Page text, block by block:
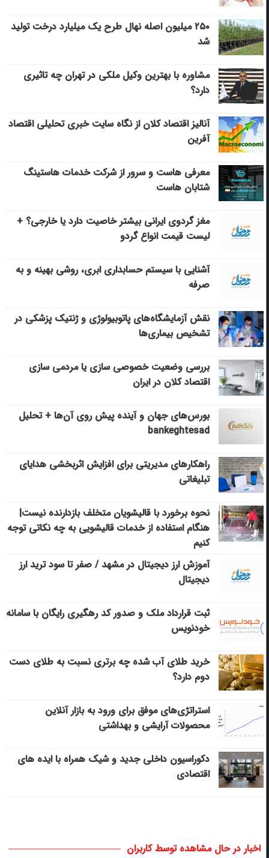
۲۵۰ میلیون اصله نهال طرح یک میلیارد درخت تولید
شد
مشاوره با بهترین وکیل ملکی در تهران چه تاثیری
دارد؟
آنالیز اقتصاد کلان از نگاه سایت خبری تحلیلی اقتصاد
آفرین
معرفی هاست و سرور از شرکت خدمات هاستینگ
شتابان هاست
مغز گردوی ایرانی بیشتر خاصیت دارد یا خارجی؟ +
لیست قیمت انواع گردو
آشنایی با سیستم حسابداری ابری، روشی بهینه و به
صرفه
نقش آزمایشگاه‌های پاتوبیولوژی و ژنتیک پزشکی در
تشخیص بیماری‌ها
بررسی وضعیت خصوصی سازی یا مردمی سازی
اقتصاد کلان در ایران
بورس‌های جهان و آینده پیش روی آن‌ها + تحلیل
bankeghtesad
راهکارهای مدیریتی برای افزایش اثربخشی هدایای
تبلیغاتی
نحوه برخورد با قالیشویان متخلف بازدارنده نیست|
هنگام استفاده از خدمات قالیشویی به چه نکاتی توجه
کنیم
آموزش ارز دیجیتال در مشهد / صفر تا سود ترید ارز
دیجیتال
ثبت قرارداد ملک و صدور کد رهگیری رایگان با سامانه
خودنویس
خرید طلای آب شده چه برتری نسبت به طلای دست
دوم دارد؟
استراتژی‌های موفق برای ورود به بازار آنلاین
محصولات آرایشی و بهداشتی
دکوراسیون داخلی جدید و شیک همراه با ایده های
اقتصادی
اخبار در حال مشاهده توسط کاربران